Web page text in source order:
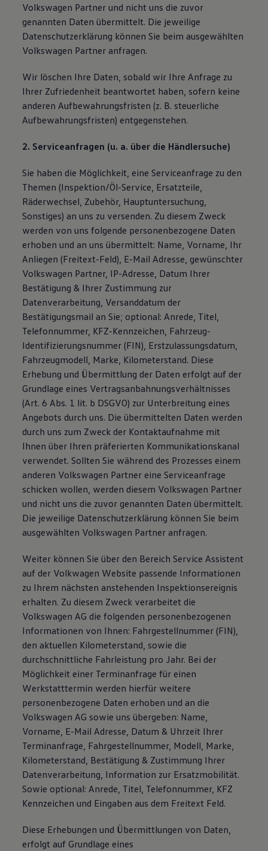
Volkswagen Partner und nicht uns die zuvor
genannten Daten übermittelt. Die jeweilige
Datenschutzerklärung können Sie beim ausgewählten
Volkswagen Partner anfragen.
Wir löschen Ihre Daten, sobald wir Ihre Anfrage zu
Ihrer Zufriedenheit beantwortet haben, sofern keine
anderen Aufbewahrungsfristen (z. B. steuerliche
Aufbewahrungsfristen) entgegenstehen.
2. Serviceanfragen (u. a. über die Händlersuche)
Sie haben die Möglichkeit, eine Serviceanfrage zu den
Themen (Inspektion/Öl-Service, Ersatzteile,
Räderwechsel, Zubehör, Hauptuntersuchung,
Sonstiges) an uns zu versenden. Zu diesem Zweck
werden von uns folgende personenbezogene Daten
erhoben und an uns übermittelt: Name, Vorname, Ihr
Anliegen (Freitext-Feld), E-Mail Adresse, gewünschter
Volkswagen Partner, IP-Adresse, Datum Ihrer
Bestätigung & Ihrer Zustimmung zur
Datenverarbeitung, Versanddatum der
Bestätigungsmail an Sie; optional: Anrede, Titel,
Telefonnummer, KFZ-Kennzeichen, Fahrzeug-
Identifizierungsnummer (FIN), Erstzulassungsdatum,
Fahrzeugmodell, Marke, Kilometerstand. Diese
Erhebung und Übermittlung der Daten erfolgt auf der
Grundlage eines Vertragsanbahnungsverhältnisses
(Art. 6 Abs. 1 lit. b DSGVO) zur Unterbreitung eines
Angebots durch uns. Die übermittelten Daten werden
durch uns zum Zweck der Kontaktaufnahme mit
Ihnen über Ihren präferierten Kommunikationskanal
verwendet. Sollten Sie während des Prozesses einem
anderen Volkswagen Partner eine Serviceanfrage
schicken wollen, werden diesem Volkswagen Partner
und nicht uns die zuvor genannten Daten übermittelt.
Die jeweilige Datenschutzerklärung können Sie beim
ausgewählten Volkswagen Partner anfragen.
Weiter können Sie über den Bereich Service Assistent
auf der Volkwagen Website passende Informationen
zu Ihrem nächsten anstehenden Inspektionsereignis
erhalten. Zu diesem Zweck verarbeitet die
Volkswagen AG die folgenden personenbezogenen
Informationen von Ihnen: Fahrgestellnummer (FIN),
den aktuellen Kilometerstand, sowie die
durchschnittliche Fahrleistung pro Jahr. Bei der
Möglichkeit einer Terminanfrage für einen
Werkstatttermin werden hierfür weitere
personenbezogene Daten erhoben und an die
Volkswagen AG sowie uns übergeben: Name,
Vorname, E-Mail Adresse, Datum & Uhrzeit Ihrer
Terminanfrage, Fahrgestellnummer, Modell, Marke,
Kilometerstand, Bestätigung & Zustimmung Ihrer
Datenverarbeitung, Information zur Ersatzmobilität.
Sowie optional: Anrede, Titel, Telefonnummer, KFZ
Kennzeichen und Eingaben aus dem Freitext Feld.
Diese Erhebungen und Übermittlungen von Daten,
erfolgt auf Grundlage eines